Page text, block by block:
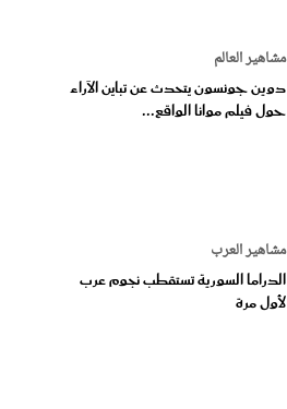
مشاهير العالم
دوين جونسون يتحدث عن تباين الآراء
حول فيلم موانا الواقع...
مشاهير العرب
الدراما السورية تستقطب نجوم عرب
لأول مرة